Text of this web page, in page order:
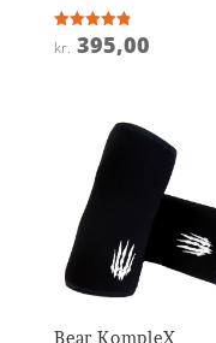
Vurderet
4.9
kr. 395,00
Bear KompleX